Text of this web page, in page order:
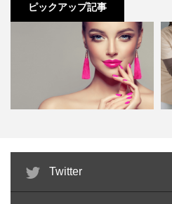
目度が高いことも関係していま
エヌドットシリーズを使った
実感し、リピーターとして購
ことが品切れ続出したり、反
エヌドットのようなナチュラ
ナプラ エヌドットカラ
ョン G-6NB
ピックアップ記事
ビューティーコーディネーターが
美容サロンの顔になる！検定…
Twitter